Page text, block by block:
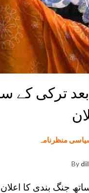
ترکی کے
منظرنامہ
By
جنگ بندی کا